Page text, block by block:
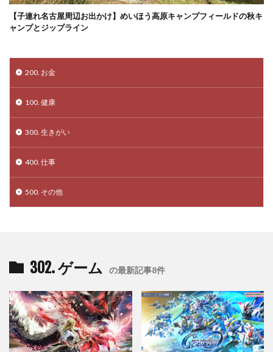
【子連れ名古屋周辺お出かけ】めいほう高原キャンプフィールドの秋キ
ャンプとジップライン
200. お金
100. 健康
300. 生きがい
400. 仕事
500. その他
302. ゲーム の最新記事8件